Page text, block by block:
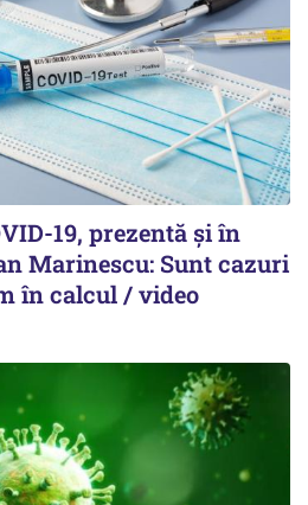
19, prezentă și în
Marinescu: Sunt cazuri
în calcul / video